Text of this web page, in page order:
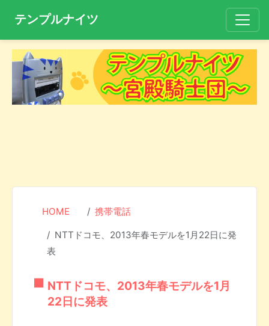
テンプルナイツ
HOME 携帯電話
NTTドコモ、2013年春モデルを1月22日に発
表
NTTドコモ、2013年春モデルを1月
22日に発表